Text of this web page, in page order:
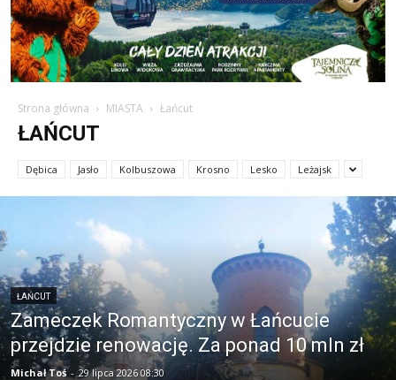
Strona główna MIASTA Łańcut
ŁAŃCUT
Dębica Jasło Kolbuszowa Krosno Lesko Leżajsk
ŁAŃCUT
Zameczek Romantyczny w Łańcucie
przejdzie renowację. Za ponad 10 mln zł
Michał Toś - 29 lipca 2026 08:30